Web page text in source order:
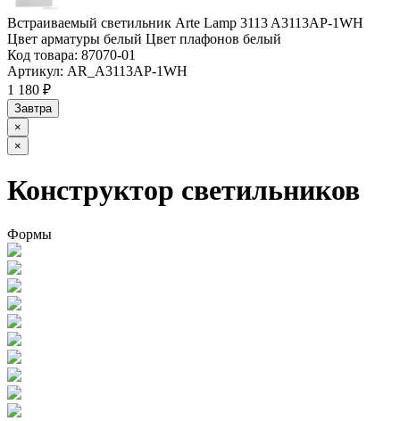
Встраиваемый светильник Arte Lamp 3113 A3113AP-1WH
Цвет арматуры белый Цвет плафонов белый
Код товара: 87070-01
Артикул: AR_A3113AP-1WH
1 180 ₽
Завтра
×
×
Конструктор светильников
Формы